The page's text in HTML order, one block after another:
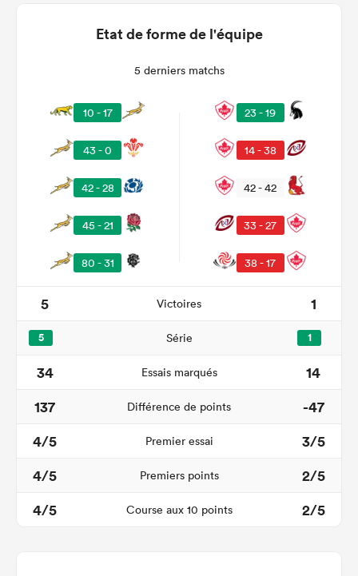
Etat de forme de l'équipe
5 derniers matchs
10 - 17
43 - 0
42 - 28
45 - 21
80 - 31
23 - 19
14 - 38
42 - 42
33 - 27
38 - 17
5 Victoires 1
5 Série 1
34 Essais marqués
14
137
Différence de points
-47
4/5
Premier essai
3/5
4/5
Premiers points
2/5
4/5
Course aux 10 points 2/5